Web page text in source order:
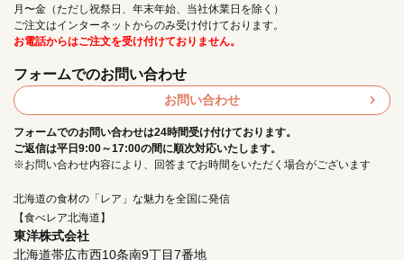
北海道の食材の「レア」な魅力を全国に発信
【食べレア北海道】
東洋株式会社
北海道帯広市西10条南9丁目7番地
月〜金（ただし祝祭日、年末年始、当社休業日を除く）
ご注文はインターネットからのみ受け付けております。
お電話からはご注文を受け付けておりません。
フォームでのお問い合わせ
お問い合わせ
フォームでのお問い合わせは24時間受け付けております。
ご返信は平日9:00～17:00の間に順次対応いたします。
※お問い合わせ内容により、回答までお時間をいただく場合がございます